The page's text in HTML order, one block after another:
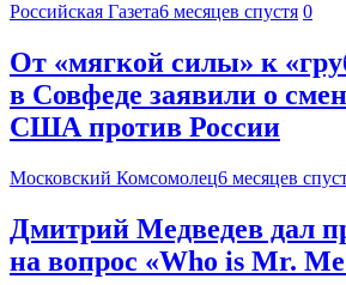
Российская Газета6 месяцев спустя 0
От «мягкой силы» к
в Совфеде заявили о
США против России
Московский Комсомолец6 месяцев
Дмитрий Медведев дал
на вопрос «Who is Mr.